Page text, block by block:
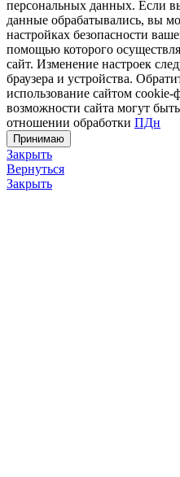
персональных данных. Если
данные обрабатывались, вы
настройках безопасности
помощью которого
сайт. Изменение настроек
браузера и устройства.
использование сайтом
возможности сайта могут
отношении обработки ПДн
Принимаю
Закрыть
Вернуться
Закрыть